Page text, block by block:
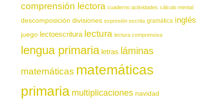
comprensión lectora cuaderno actividades cálculo mental
descomposición divisiones expresión escrita gramática inglés
juego lectoescritura lectura lectura comprensiva
lengua primaria letras láminas
matemáticas matemáticas
primaria multiplicaciones navidad